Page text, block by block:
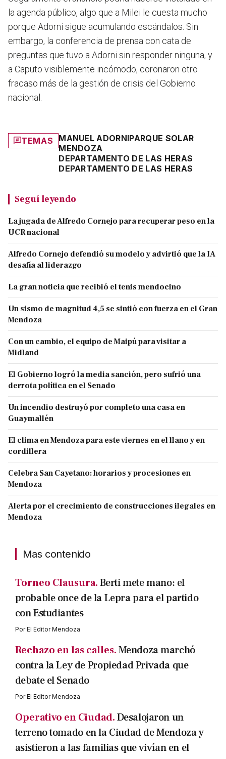
la agenda público, algo que a Milei le cuesta mucho
porque Adorni sigue acumulando escándalos. Sin
embargo, la conferencia de prensa con cata de
preguntas que tuvo a Adorni sin responder ninguna, y
a Caputo visiblemente incómodo, coronaron otro
fracaso más de la gestión de crisis del Gobierno
nacional.
TEMAS MANUEL ADORNIPARQUE SOLAR
MENDOZA
DEPARTAMENTO DE LAS HERAS
DEPARTAMENTO DE LAS HERAS
Seguí leyendo
La jugada de Alfredo Cornejo para recuperar peso en la
UCR nacional
Alfredo Cornejo defendió su modelo y advirtió que la IA
desafía al liderazgo
La gran noticia que recibió el tenis mendocino
Un sismo de magnitud 4,5 se sintió con fuerza en el Gran
Mendoza
Con un cambio, el equipo de Maipú para visitar a
Midland
El Gobierno logró la media sanción, pero sufrió una
derrota política en el Senado
Un incendio destruyó por completo una casa en
Guaymallén
El clima en Mendoza para este viernes en el llano y en
cordillera
Celebra San Cayetano: horarios y procesiones en
Mendoza
Alerta por el crecimiento de construcciones ilegales en
Mendoza
Mas contenido
Torneo Clausura.Berti mete mano: el
probable once de la Lepra para el partido
con Estudiantes
PorEl Editor Mendoza
Rechazo en las calles.Mendoza marchó
contra la Ley de Propiedad Privada que
debate el Senado
PorEl Editor Mendoza
Operativo en Ciudad.Desalojaron un
terreno tomado en la Ciudad de Mendoza y
asistieron a las familias que vivían en el